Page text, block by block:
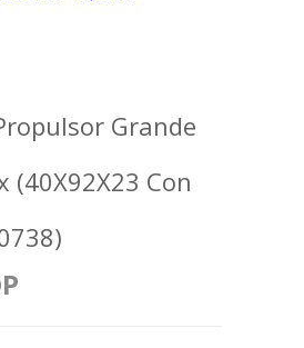
Grande
(40X92X23 Con